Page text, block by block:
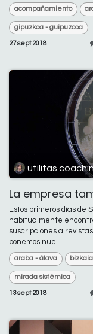
acompañamiento
gipuzkoa - guipuzcoa
27 sept 2018
utilitas
La empresa
Estos primeros días de
habitualmente
suscripciones a
ponemos nue...
araba - álava
mirada sistémica
13 sept 2018